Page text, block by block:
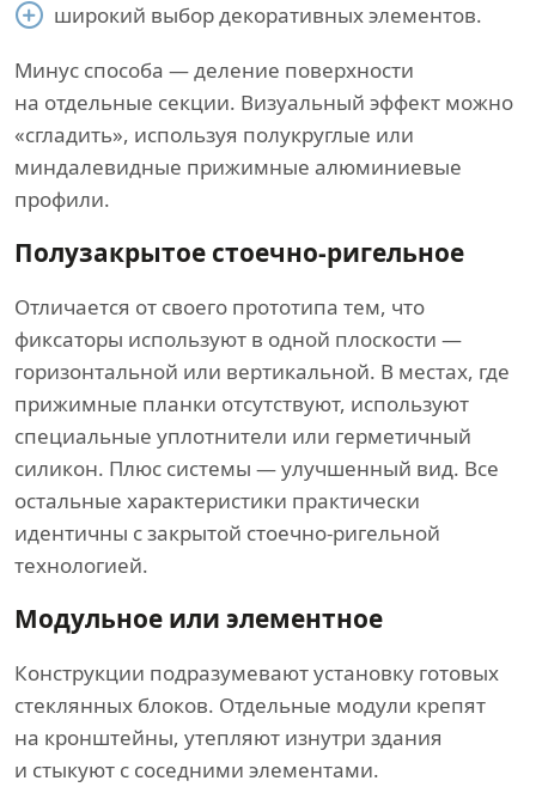
широкий выбор декоративных элементов.
Минус способа — деление поверхности
на отдельные секции. Визуальный эффект можно
«сгладить», используя полукруглые или
миндалевидные прижимные алюминиевые
профили.
Полузакрытое стоечно-ригельное
Отличается от своего прототипа тем, что
фиксаторы используют в одной плоскости —
горизонтальной или вертикальной. В местах, где
прижимные планки отсутствуют, используют
специальные уплотнители или герметичный
силикон. Плюс системы — улучшенный вид. Все
остальные характеристики практически
идентичны с закрытой стоечно-ригельной
технологией.
Модульное или элементное
Конструкции подразумевают установку готовых
стеклянных блоков. Отдельные модули крепят
на кронштейны, утепляют изнутри здания
и стыкуют с соседними элементами.